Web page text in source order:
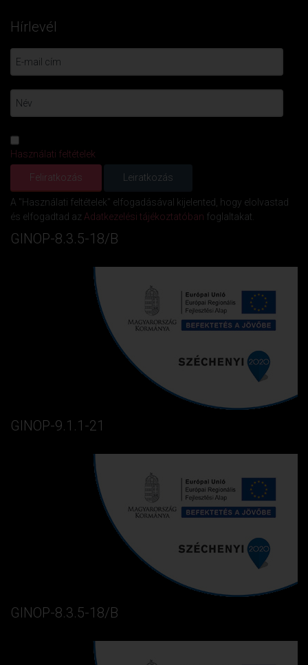
Hírlevél
Használati feltételek
A "Használati feltételek" elfogadásával kijelented, hogy elolvastad
és elfogadtad azAdatkezelési tájékoztatóban foglaltakat.
GINOP-8.3.5-18/B
GINOP-9.1.1-21
GINOP-8.3.5-18/B